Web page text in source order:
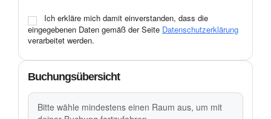
Ich erkläre mich damit einverstanden, dass die
eingegebenen Daten gemäß der Seite Datenschutzerklärung
verarbeitet werden.
Buchungsübersicht
Bitte wähle mindestens einen Raum aus, um mit